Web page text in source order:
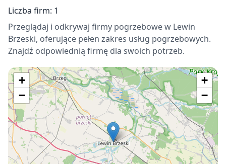
Liczba firm: 1
Przeglądaj i odkrywaj firmy pogrzebowe w Lewin
Brzeski, oferujące pełen zakres usług pogrzebowych.
Znajdź odpowiednią firmę dla swoich potrzeb.
+
−
+
−